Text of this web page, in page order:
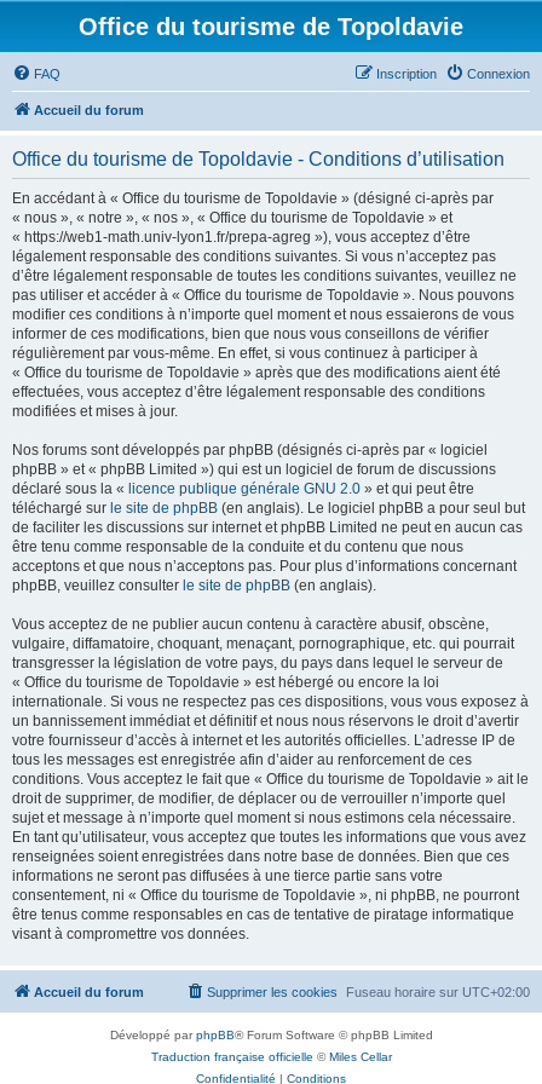
Office du tourisme de Topoldavie
FAQ Connexion
Inscription
Accueil du forum
Office du tourisme de Topoldavie - Conditions d’utilisation
En accédant à « Office du tourisme de Topoldavie » (désigné ci-après par
« nous », « notre », « nos », « Office du tourisme de Topoldavie » et
« https://web1-math.univ-lyon1.fr/prepa-agreg »), vous acceptez d’être
légalement responsable des conditions suivantes. Si vous n’acceptez pas
d’être légalement responsable de toutes les conditions suivantes, veuillez ne
pas utiliser et accéder à « Office du tourisme de Topoldavie ». Nous pouvons
modifier ces conditions à n’importe quel moment et nous essaierons de vous
informer de ces modifications, bien que nous vous conseillons de vérifier
régulièrement par vous-même. En effet, si vous continuez à participer à
« Office du tourisme de Topoldavie » après que des modifications aient été
effectuées, vous acceptez d’être légalement responsable des conditions
modifiées et mises à jour.
Nos forums sont développés par phpBB (désignés ci-après par « logiciel
phpBB » et « phpBB Limited ») qui est un logiciel de forum de discussions
déclaré sous la « licence publique générale GNU 2.0 » et qui peut être
téléchargé sur le site de phpBB (en anglais). Le logiciel phpBB a pour seul but
de faciliter les discussions sur internet et phpBB Limited ne peut en aucun cas
être tenu comme responsable de la conduite et du contenu que nous
acceptons et que nous n’acceptons pas. Pour plus d’informations concernant
phpBB, veuillez consulter le site de phpBB (en anglais).
Vous acceptez de ne publier aucun contenu à caractère abusif, obscène,
vulgaire, diffamatoire, choquant, menaçant, pornographique, etc. qui pourrait
transgresser la législation de votre pays, du pays dans lequel le serveur de
« Office du tourisme de Topoldavie » est hébergé ou encore la loi
internationale. Si vous ne respectez pas ces dispositions, vous vous exposez à
un bannissement immédiat et définitif et nous nous réservons le droit d’avertir
votre fournisseur d’accès à internet et les autorités officielles. L’adresse IP de
tous les messages est enregistrée afin d’aider au renforcement de ces
conditions. Vous acceptez le fait que « Office du tourisme de Topoldavie » ait le
droit de supprimer, de modifier, de déplacer ou de verrouiller n’importe quel
sujet et message à n’importe quel moment si nous estimons cela nécessaire.
En tant qu’utilisateur, vous acceptez que toutes les informations que vous avez
renseignées soient enregistrées dans notre base de données. Bien que ces
informations ne seront pas diffusées à une tierce partie sans votre
consentement, ni « Office du tourisme de Topoldavie », ni phpBB, ne pourront
être tenus comme responsables en cas de tentative de piratage informatique
visant à compromettre vos données.
Accueil du forum Fuseau horaire sur UTC+02:00
Supprimer les cookies
Développé parphpBB® Forum Software © phpBB Limited
Traduction française officielle ©Miles Cellar
Confidentialité | Conditions